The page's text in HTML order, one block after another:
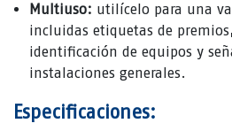
Multiuso: utilícelo para una
incluidas etiquetas de
identificación de equipos y
instalaciones generales.
Especificaciones: